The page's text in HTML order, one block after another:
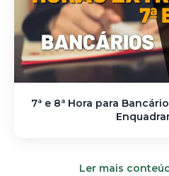
7ª e 8ª Hora para
Ler mais